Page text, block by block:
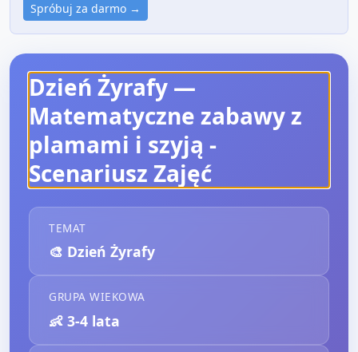
Spróbuj za darmo →
Dzień Żyrafy —
Matematyczne zabawy z
plamami i szyją -
Scenariusz Zajęć
TEMAT
🎨 Dzień Żyrafy
GRUPA WIEKOWA
👶 3-4 lata